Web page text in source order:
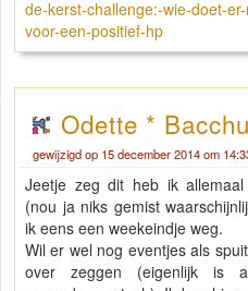
de-kerst-challenge:-wie-doet-
voor-een-positief-hp
Odette *
gewijzigd op 15 december 2014 om
Jeetje zeg dit heb ik allemaal
(nou ja niks gemist
ik eens een weekeindje weg.
Wil er wel nog eventjes als
over zeggen (eigenlijk is